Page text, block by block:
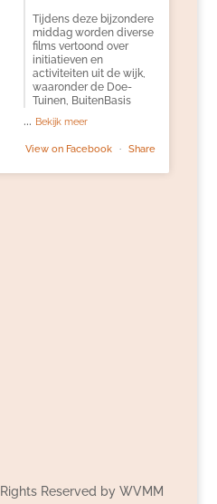
Tijdens deze bijzondere
middag worden diverse
films vertoond over
initiatieven en
activiteiten uit de wijk,
waaronder de Doe-
Tuinen, BuitenBasis
... Bekijk meer
View on Facebook · Share
Reserved by WVMM